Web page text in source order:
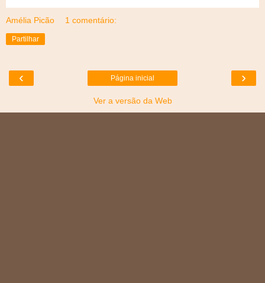
Amélia Picão 1 comentário:
Partilhar
‹ ›
Página inicial
Ver a versão da Web